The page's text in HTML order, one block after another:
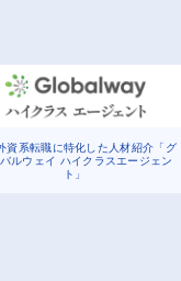
資系転職に特化した人材紹介「グ
ルウェイ ハイクラスエージェン
ト」